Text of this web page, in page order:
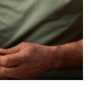
and science of
313(5): E608-E612.
on Body
Composition – A
of Exercise Science.